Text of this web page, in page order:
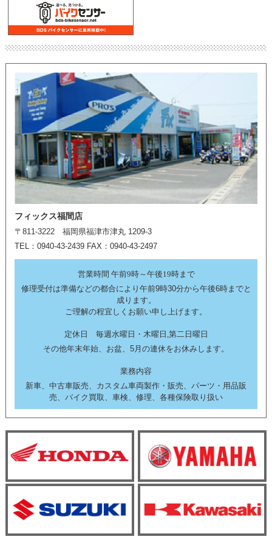
フィックス福間店
〒811-3222 福岡県福津市津丸 1209-3
TEL：0940-43-2439 FAX：0940-43-2497
営業時間 午前9時～午後19時まで
修理受付は準備などの都合により午前9時30分から午後6時までと
成ります。
ご理解の程宜しくお願い申し上げます。
定休日 毎週水曜日・木曜日,第二日曜日
その他年末年始、お盆、5月の連休をお休みします。
業務内容
新車、中古車販売、カスタム車両製作・販売、パーツ・用品販
売、バイク買取、車検、修理、各種保険取り扱い